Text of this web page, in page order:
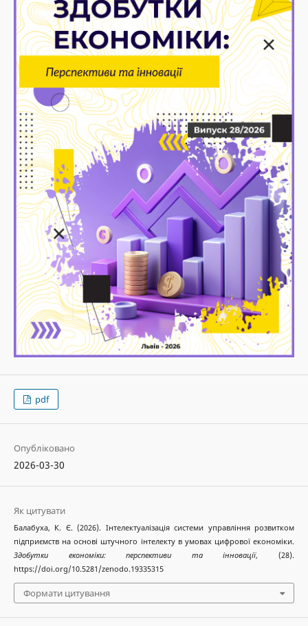
pdf
Опубліковано
2026-03-30
Як цитувати
Балабуха, К. Є. (2026). Інтелектуалізація системи управління розвитком
підприємств на основі штучного інтелекту в умовах цифрової економіки.
Здобутки економіки: перспективи та інновації, (28).
https://doi.org/10.5281/zenodo.19335315
Формати цитування